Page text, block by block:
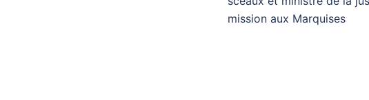
mission aux Marquises